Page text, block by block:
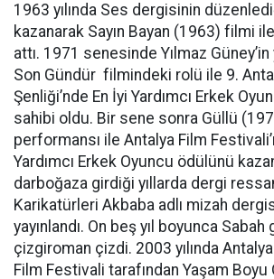
1963 yılında Ses dergisinin
kazanarak Sayın Bayan (1963) filmi
attı. 1971 senesinde Yılmaz Güney’in
Son Gündür filmindeki rolü ile 9.
Şenliği’nde En İyi Yardımcı Erkek
sahibi oldu. Bir sene sonra Güllü
performansı ile Antalya Film
Yardımcı Erkek Oyuncu ödülünü
darboğaza girdiği yıllarda dergi
Karikatürleri Akbaba adlı mizah
yayınlandı. On beş yıl boyunca
çizgiroman çizdi. 2003 yılında
Film Festivali tarafından Yaşam Boyu